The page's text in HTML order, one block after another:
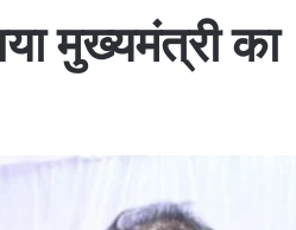
मुख्यमंत्री का